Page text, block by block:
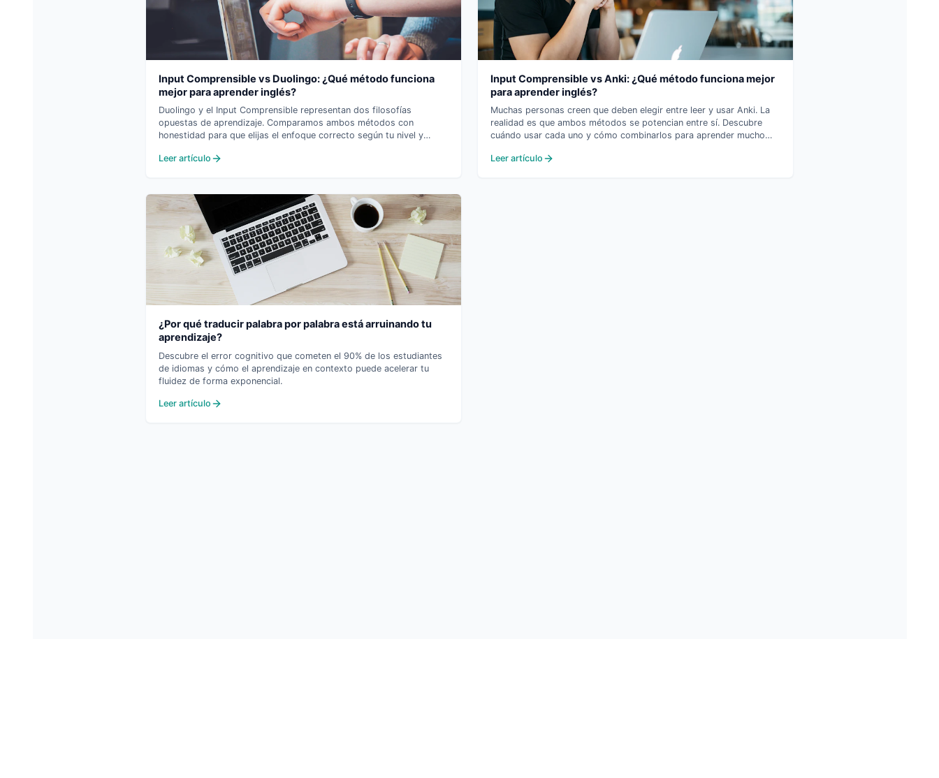
Input Comprensible vs Duolingo: ¿Qué método funciona
mejor para aprender inglés?
Duolingo y el Input Comprensible representan dos filosofías
opuestas de aprendizaje. Comparamos ambos métodos con
honestidad para que elijas el enfoque correcto según tu nivel y
Leer artículo
Input Comprensible vs Anki: ¿Qué método funciona mejor
para aprender inglés?
Muchas personas creen que deben elegir entre leer y usar Anki. La
realidad es que ambos métodos se potencian entre sí. Descubre
cuándo usar cada uno y cómo combinarlos para aprender mucho
Leer artículo
¿Por qué traducir palabra por palabra está arruinando tu
aprendizaje?
Descubre el error cognitivo que cometen el 90% de los estudiantes
de idiomas y cómo el aprendizaje en contexto puede acelerar tu
fluidez de forma exponencial.
Leer artículo